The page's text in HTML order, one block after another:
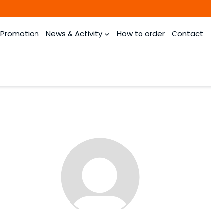
Promotion News & Activity How to order Contact